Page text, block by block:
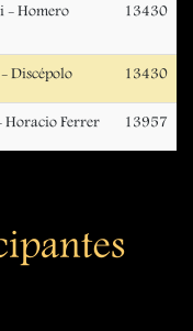
- Homero
13430
Discépolo 13430
Horacio Ferrer 13957